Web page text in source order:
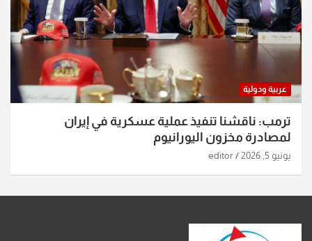
عربية ودولية
ترمب: ناقشنا تنفيذ عملية عسكرية في إيران
لمصادرة مخزون اليورانيوم
يونيو 5, 2026 editor